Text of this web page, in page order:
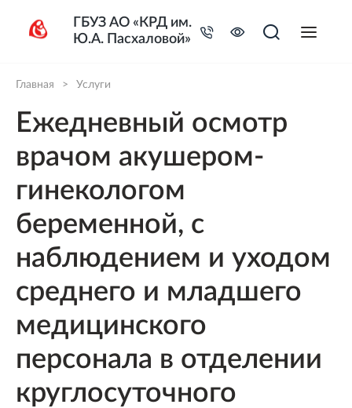
Главная > Услуги
Ежедневный осмотр
врачом акушером-
гинекологом
беременной, с
наблюдением и уходом
среднего и младшего
медицинского
персонала в отделении
круглосуточного
ГБУЗ АО «КРД им.
Ю.А. Пасхаловой»